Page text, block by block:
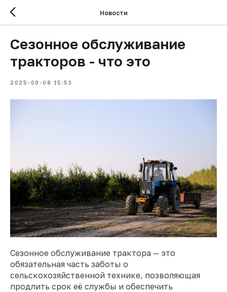
Новости
Сезонное обслуживание
тракторов - что это
2025-09-08 15:53
Сезонное обслуживание трактора — это
обязательная часть заботы о
сельскохозяйственной технике, позволяющая
продлить срок её службы и обеспечить